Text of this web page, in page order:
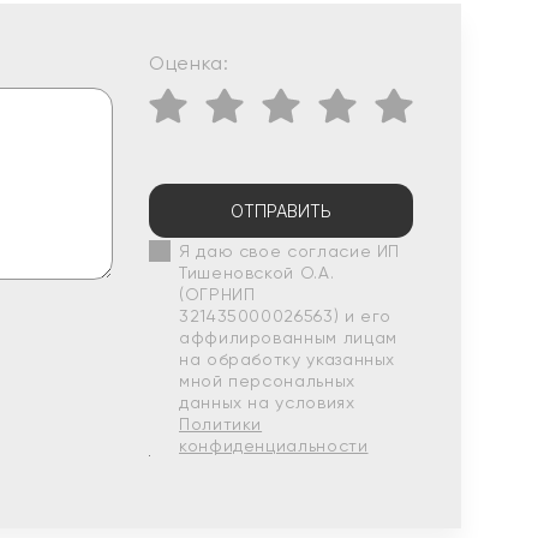
Оценка:
ОТПРАВИТЬ
Я даю свое согласие ИП
Тишеновской О.А.
(ОГРНИП
321435000026563) и его
аффилированным лицам
на обработку указанных
мной персональных
данных на условиях
Политики
конфиденциальности